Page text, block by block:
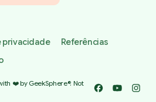
privacidade
Referências
❤️ by GeekSphere®. Not
Facebook
YouTube